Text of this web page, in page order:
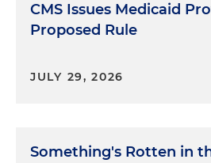
CMS Issues Medicaid
Proposed Rule
JULY 29, 2026
Something's Rotten in